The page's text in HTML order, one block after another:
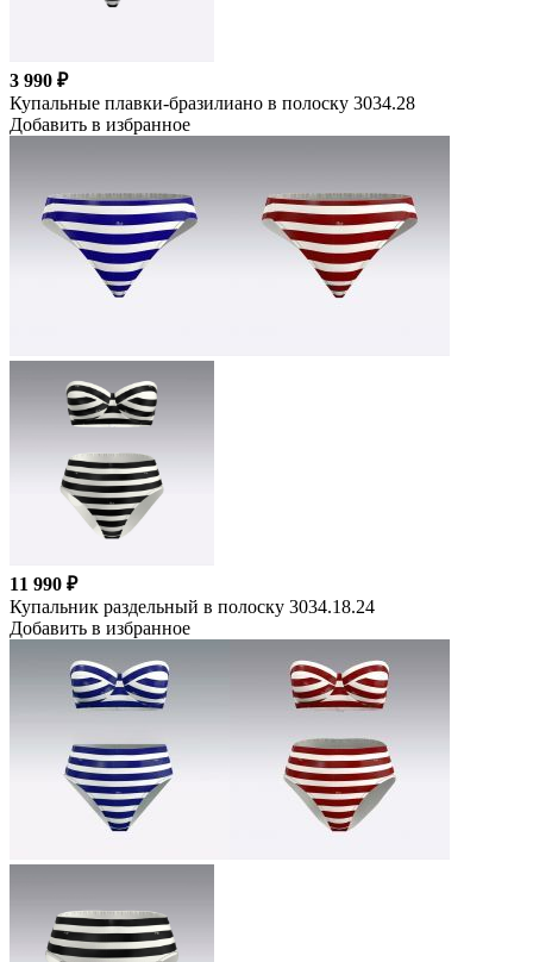
3 990 ₽
Купальные плавки-бразилиано в полоску 3034.28
Добавить в избранное
11 990 ₽
Купальник раздельный в полоску 3034.18.24
Добавить в избранное